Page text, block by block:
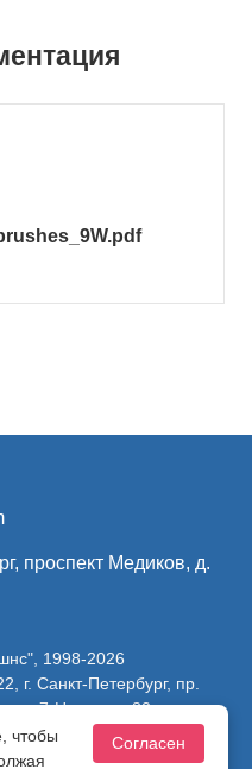
проспект Медиков, д.
1998-2026
Санкт-Петербург, пр.
7-Н, ч. ком. 82.
/ ОГРН 1107847137980
чтобы
Согласен